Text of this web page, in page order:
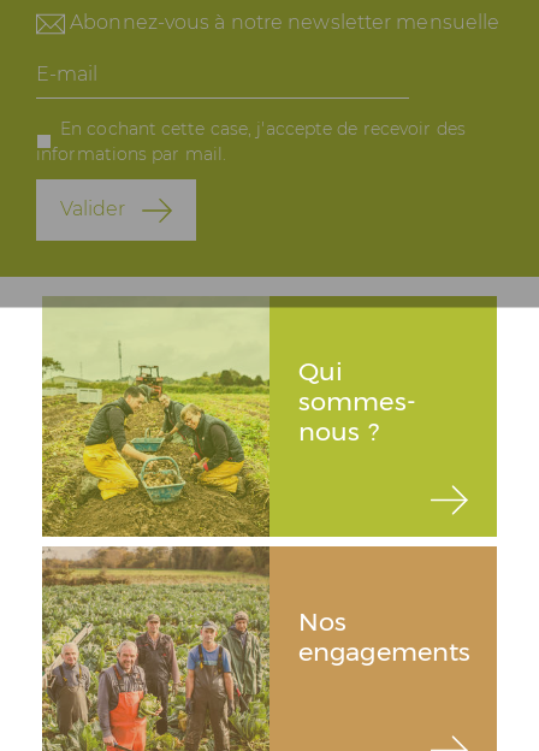
Abonnez-vous à notre newsletter mensuelle
E-
mail
En cochant cette case, j'accepte de recevoir des
informations par mail.
Valider
Qui
sommes-
nous ?
Nos
engagements